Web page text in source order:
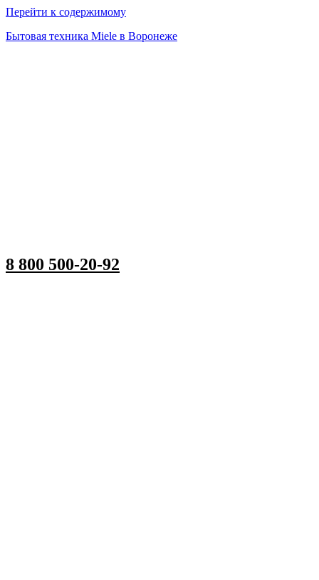
Перейти к содержимому
Бытовая техника Miele в Воронеже
8 800 500-20-92